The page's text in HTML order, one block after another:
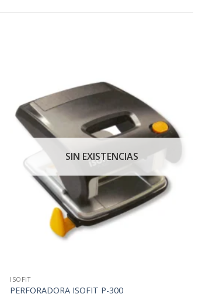
SIN EXISTENCIAS
ISOFIT
PERFORADORA ISOFIT P-300